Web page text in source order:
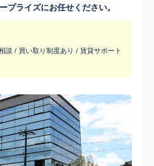
プライズにお任せください。
談 / 買い取り制度あり / 賃貸サポート